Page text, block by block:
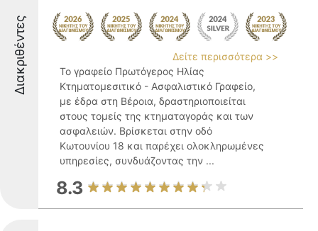
Διακριθέντες
Δείτε περισσότερα >>
Το γραφείο Πρωτόγερος Ηλίας
Κτηματομεσιτικό - Ασφαλιστικό Γραφείο,
με έδρα στη Βέροια, δραστηριοποιείται
στους τομείς της κτηματαγοράς και των
ασφαλειών. Βρίσκεται στην οδό
Κωτουνίου 18 και παρέχει ολοκληρωμένες
υπηρεσίες, συνδυάζοντας την ...
8.3